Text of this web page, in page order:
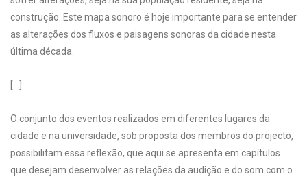
construção. Este mapa sonoro é hoje importante para se entender
as alterações dos fluxos e paisagens sonoras da cidade nesta
última década.
O conjunto dos eventos realizados em diferentes lugares da
cidade e na universidade, sob proposta dos membros do projecto,
possibilitam essa reflexão, que aqui se apresenta em capítulos
que desejam desenvolver as relações da audição e do som com o